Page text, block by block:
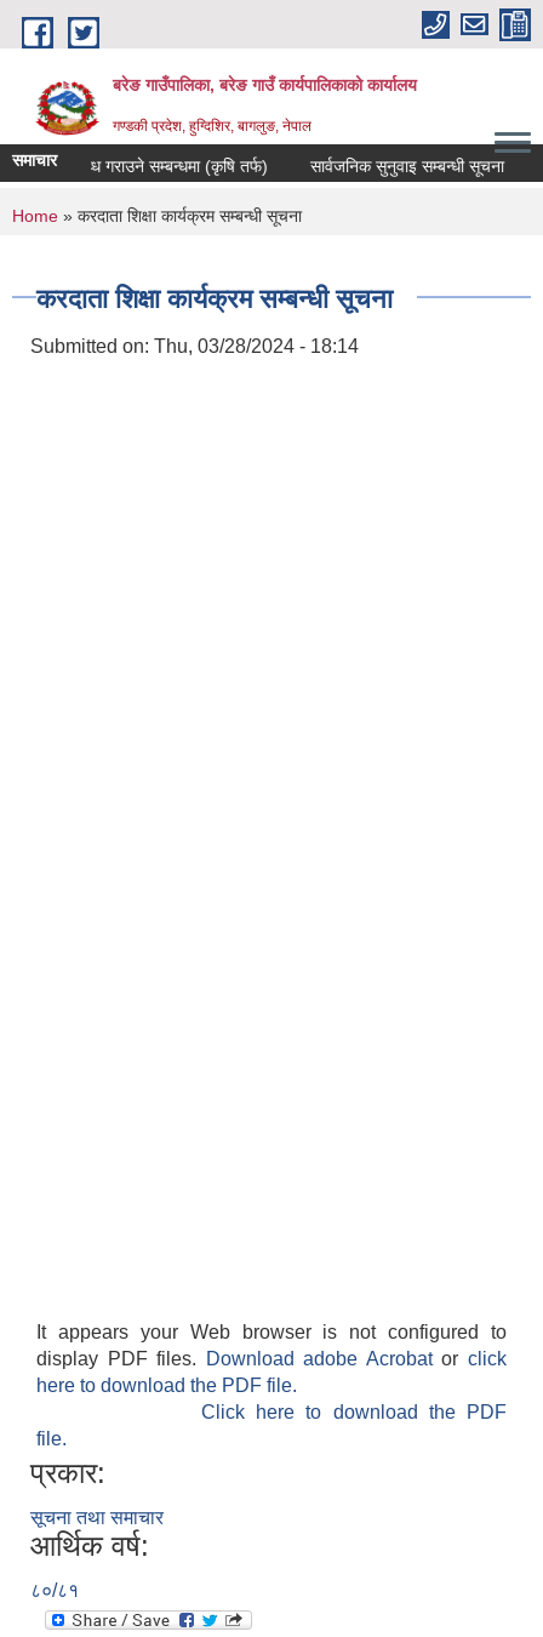
Skip to main content
बरेङ गाउँपालिका, बरेङ गाउँ कार्यपालिकाको कार्यालय
गण्डकी प्रदेश, हुग्दिशिर, बागलुङ, नेपाल
समाचार
उपलब्ध गराउने सम्बन्धमा (कृषि तर्फ) सार्वजनिक सुनुवाइ सम्बन्धी सूचना
You are here
Home » करदाता शिक्षा कार्यक्रम सम्बन्धी सूचना
करदाता शिक्षा कार्यक्रम सम्बन्धी सूचना
Submitted on: Thu, 03/28/2024 - 18:14
It appears your Web browser is not configured to
display PDF files.
Download adobe Acrobatorclick
here to download the PDF file.
Click here to download the PDF
file.
प्रकार:
सूचना तथा समाचार
आर्थिक वर्ष:
८०/८१